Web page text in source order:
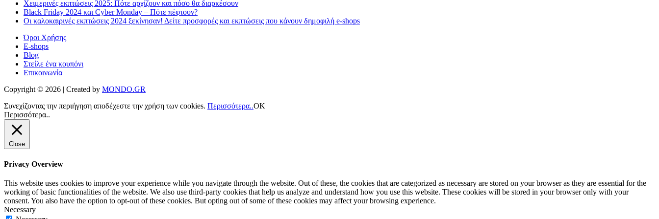
Χειμερινές εκπτώσεις 2025: Πότε αρχίζουν και πόσο θα διαρκέσουν
Black Friday 2024 και Cyber Monday – Πότε πέφτουν?
Οι καλοκαιρινές εκπτώσεις 2024 ξεκίνησαν! Δείτε προσφορές και εκπτώσεις που κάνουν δημοφιλή e-shops
Όροι Χρήσης
E-shops
Blog
Στείλε ένα κουπόνι
Επικοινωνία
Copyright © 2026 | Created by MONDO.GR
Συνεχίζοντας την περιήγηση αποδέχεστε την χρήση των cookies. Περισσότερα..ΟΚ
Περισσότερα..
Close
Privacy Overview
This website uses cookies to improve your experience while you navigate through the website. Out of these, the cookies that are categorized as necessary are stored on your browser as they are essential for the
working of basic functionalities of the website. We also use third-party cookies that help us analyze and understand how you use this website. These cookies will be stored in your browser only with your
consent. You also have the option to opt-out of these cookies. But opting out of some of these cookies may affect your browsing experience.
Necessary